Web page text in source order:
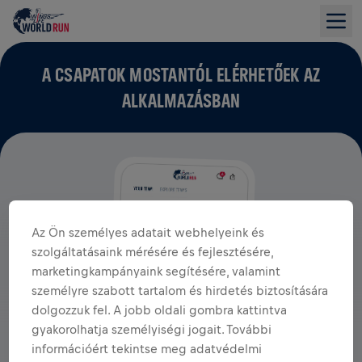
A CSAPATOK MOSTANTÓL ELÉRHETŐEK AZ
ALKALMAZÁSBAN
Az Ön személyes adatait webhelyeink és
szolgáltatásaink mérésére és fejlesztésére,
marketingkampányaink segítésére, valamint
személyre szabott tartalom és hirdetés biztosítására
dolgozzuk fel. A jobb oldali gombra kattintva
gyakorolhatja személyiségi jogait. További
információért tekintse meg adatvédelmi